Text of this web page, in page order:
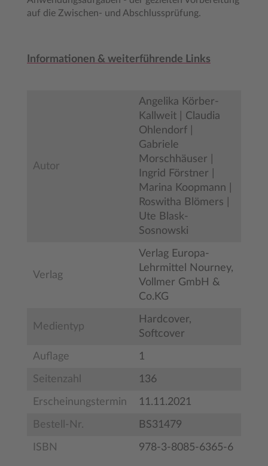
auf die Zwischen- und Abschlussprüfung.
Informationen & weiterführende Links
Autor
Angelika Körber-
Kallweit | Claudia
Ohlendorf |
Gabriele
Morschhäuser |
Ingrid Förstner |
Marina Koopmann |
Roswitha Blömers |
Ute Blask-
Sosnowski
Verlag
Verlag Europa-
Lehrmittel Nourney,
Vollmer GmbH &
Co.KG
Medientyp
Hardcover,
Softcover
Auflage 1
Seitenzahl 136
Erscheinungstermin 11.11.2021
Bestell-Nr. BS31479
ISBN 978-3-8085-6365-6